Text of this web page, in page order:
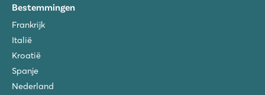
Bestemmingen
Frankrijk
Italië
Kroatië
Spanje
Nederland